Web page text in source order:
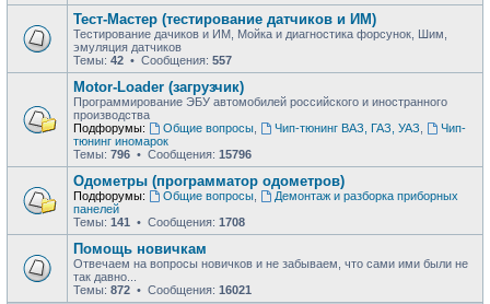
Тест-Мастер (тестирование датчиков и ИМ)
Тестирование дачиков и ИМ, Мойка и диагностика форсунок, Шим,
эмуляция датчиков
Темы: 42 • Сообщения: 557
Motor-Loader (загрузчик)
Программирование ЭБУ автомобилей российского и иностранного
производства
Подфорумы:
Общие вопросы, Чип-тюнинг ВАЗ, ГАЗ, УАЗ
Чип-
тюнинг иномарок
Темы: 796 • Сообщения: 15796
Одометры (программатор одометров)
Подфорумы: Общие вопросы,
Демонтаж и разборка приборных
панелей
Темы: 141 • Сообщения: 1708
Помощь новичкам
Отвечаем на вопросы новичков и не забываем, что сами ими были не
так давно...
Темы: 872 • Сообщения: 16021